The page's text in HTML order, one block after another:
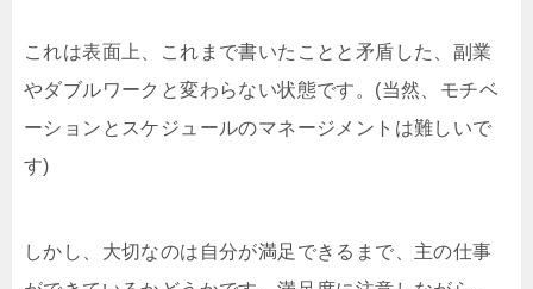
これは表面上、これまで書いたことと矛盾した、副業
やダブルワークと変わらない状態です。(当然、モチベ
ーションとスケジュールのマネージメントは難しいで
す)
しかし、大切なのは自分が満足できるまで、主の仕事